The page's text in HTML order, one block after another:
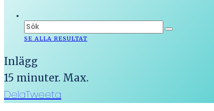
SE ALLA RESULTAT
Inlägg
15 minuter. Max.
DelaTweeta